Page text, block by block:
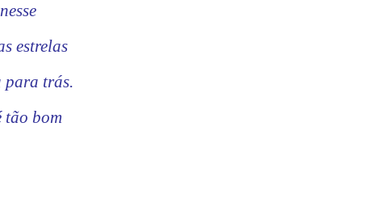
estrelas
para trás.
tão bom